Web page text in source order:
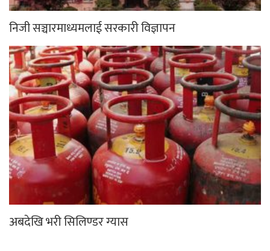
निजी सञ्चारमाध्यमलाई सरकारी विज्ञापन
अबदेखि भरी सिलिण्डर ग्यास